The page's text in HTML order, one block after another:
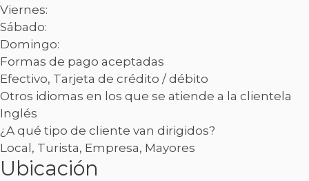
Viernes:
Sábado:
Domingo:
Formas de pago aceptadas
Efectivo, Tarjeta de crédito / débito
Otros idiomas en los que se atiende a la clientela
Inglés
¿A qué tipo de cliente van dirigidos?
Local, Turista, Empresa, Mayores
Ubicación